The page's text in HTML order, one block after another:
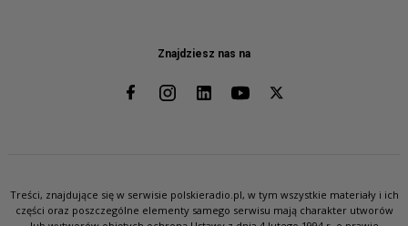
Znajdziesz nas na
Treści, znajdujące się w serwisie polskieradio.pl, w tym wszystkie materiały i ich
części oraz poszczególne elementy samego serwisu mają charakter utworów